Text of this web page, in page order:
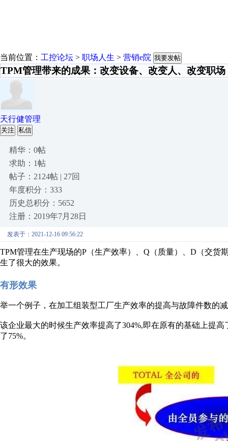
当前位置： 工控论坛 > 职场人生 > 营销e院 我要发帖
TPM管理带来的成果：改变设备、改变人、改变职场
天行健管理
关注 私信
精华：0帖
求助：1帖
帖子：2124帖 | 27回
年度积分：333
历史总积分：5652
注册：2019年7月28日
发表于：2021-12-16 09:56:22
TPM管理在生产现场的P（生产效率）、Q（质量）、D（交货
生了很大的效果。
有形效果
举一个例子，在加工组装型工厂生产效率的提高与故障件数的
该企业最大的时候生产效率提高了304%,即在原有的基础上提
了75%。